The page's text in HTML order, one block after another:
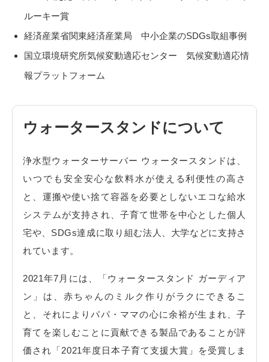
ルーキー賞
経済産業省関東経済産業局 中小企業のSDGs取組事例
国立環境研究所気候変動適応センター 気候変動適応情
報プラットフォーム
ウォータースタンドについて
浄水型ウォーターサーバー ウォータースタンドは、
いつでも安全安心な飲料水が使える利便性の高さ
と、運搬や使い捨て容器を必要としないエコな給水
システムが支持され、子育て世帯を中心とした個人
宅や、SDGs達成に取り組む法人、大学などに支持さ
れています。
2021年7月には、「ウォータースタンド ガーディア
ン」は、赤ちゃんのミルク作りがラクにできるこ
と、それによりパパ・ママの心に余裕が生まれ、子
育てを楽しむことに貢献できる製品であることが評
価され「2021年度日本子育て支援大賞」を受賞しま